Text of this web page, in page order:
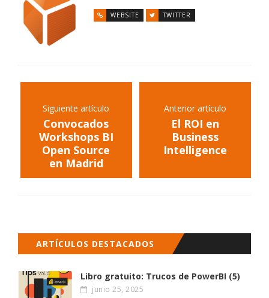
WEBSITE TWITTER
Siguiente artículo
Convocados
Workshops BI
Open Source
en Madrid
Anterior artículo
El ROI en
Business
Intelligence
ARTÍCULOS DESTACADOS
Libro gratuito: Trucos de PowerBI (5)
junio 25, 2025